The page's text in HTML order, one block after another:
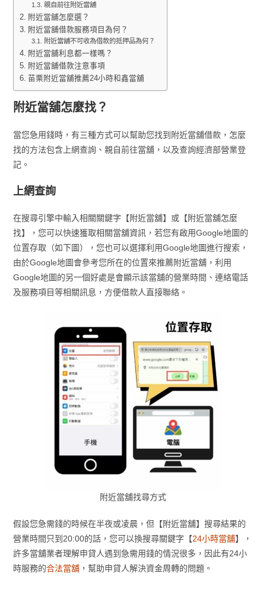
親自前往附近當舖
附近當舖怎麼選？
附近當舖借款服務項目為何？
附近當舖不可收為借款的抵押品為何？
附近當舖利息都一樣嗎？
附近當舖借款注意事項
苗栗附近當舖推薦24小時和鑫當舖
附近當舖怎麼找？
當您急用錢時，有三種方式可以幫助您找到附近當舖借款，怎麼
找的方法包含上網查詢、親自前往當舖，以及查詢經濟部營業登
記。
上網查詢
在搜尋引擎中輸入相關關鍵字【附近當舖】或【附近當舖怎麼
找】，您可以快速獲取相關當舖資訊，若您有啟用Google地圖的
位置存取（如下圖），您也可以選擇利用Google地圖進行搜索，
由於Google地圖會參考您所在的位置來推薦附近當舖，利用
Google地圖的另一個好處是會顯示該當舖的營業時間、連絡電話
及服務項目等相關訊息，方便借款人直接聯絡。
附近當舖找尋方式
假設您急需錢的時候在半夜或凌晨，但【附近當舖】搜尋結果的
營業時間只到20:00的話，您可以換搜尋關鍵字【24小時當舖】，
許多當舖業者理解申貸人遇到急需用錢的情況很多，因此有24小
時服務的合法當舖 ，幫助申貸人解決資金周轉的問題。